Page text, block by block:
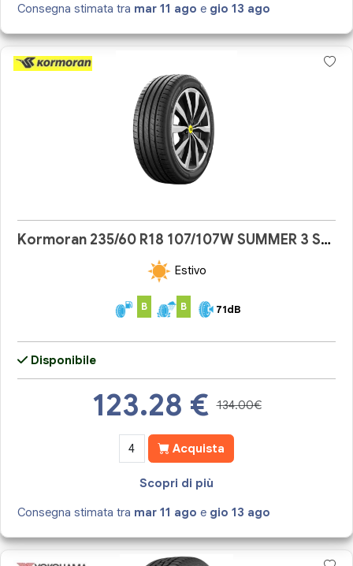
Consegna stimata tra mar 11 ago e gio 13 ago
Kormoran 235/60 R18 107/107W SUMMER 3 SUV
Estivo
B B 71dB
Disponibile
123.28 € 134.00€
Acquista
Scopri di più
Consegna stimata tra mar 11 ago e gio 13 ago